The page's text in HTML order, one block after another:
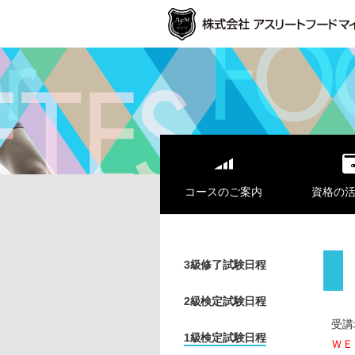
コースのご案内 資格の
受
Ｗ
3級修了試験日程
2級検定試験日程
1級検定試験日程